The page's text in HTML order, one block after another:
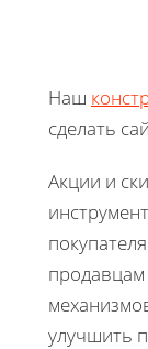
Наш
сделать
Акции и
улучшить